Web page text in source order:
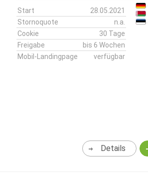
Start
28.05.2021
Stornoquote
n.a.
Cookie
30 Tage
Freigabe
bis 6 Wochen
Mobil-Landingpage
verfügbar
Details